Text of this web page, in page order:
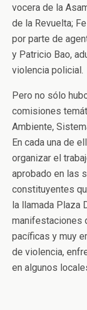
vocera de la
de la Revuelta;
por parte de
y Patricio Bao,
violencia policial.
Pero no sólo
comisiones
Ambiente,
En cada una de
organizar el
aprobado en las
constituyentes
la llamada Plaza
manifestaciones
pacíficas y muy
de violencia,
en algunos